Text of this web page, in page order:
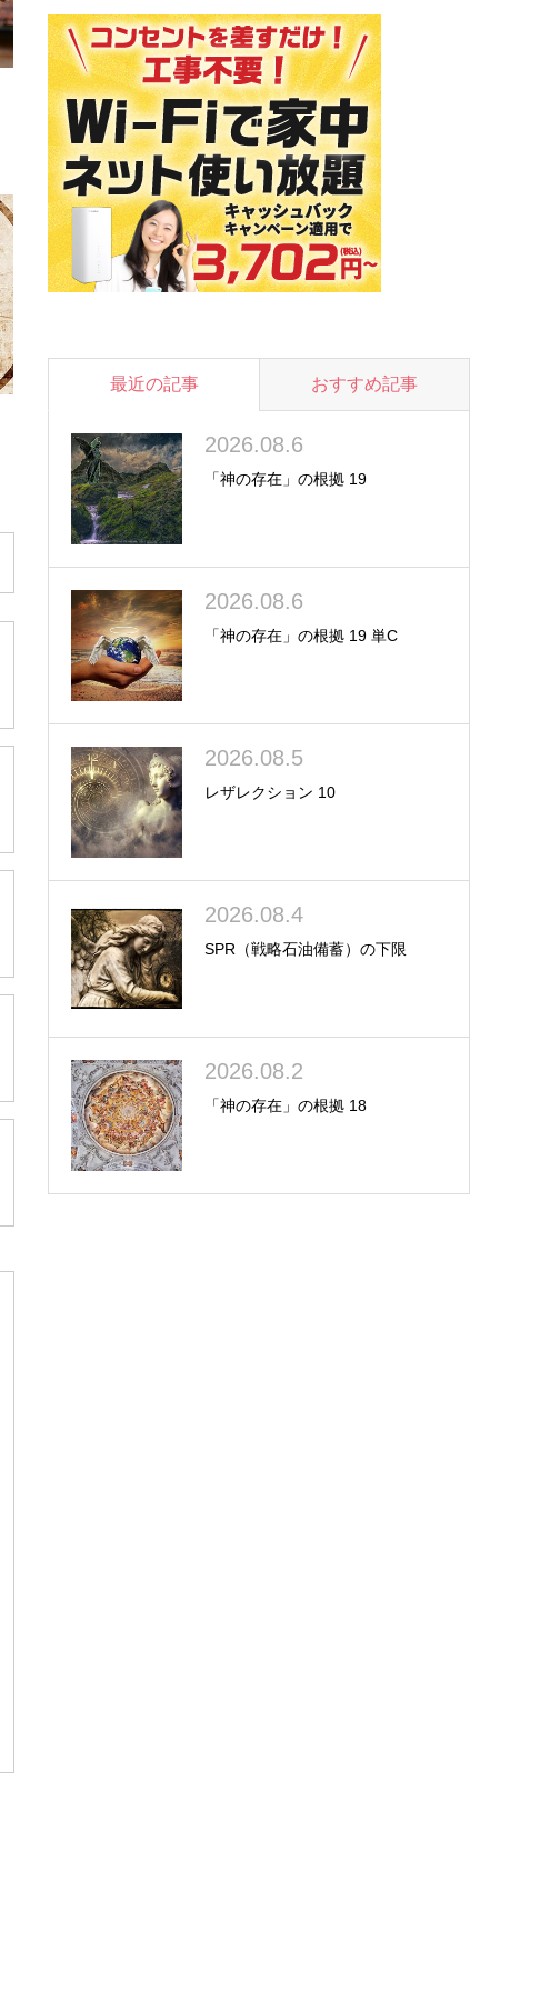
最近の記事 おすすめ記事
2026.08.6
「神の存在」の根拠 19
2026.08.6
「神の存在」の根拠 19 単C
2026.08.5
レザレクション 10
2026.08.4
SPR（戦略石油備蓄）の下限
2026.08.2
「神の存在」の根拠 18